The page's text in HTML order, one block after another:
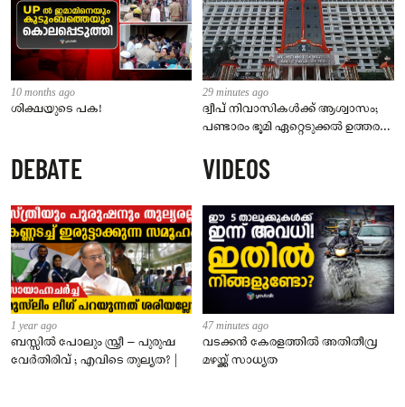
10 months ago
ശിക്ഷയുടെ പക!
29 minutes ago
ദ്വീപ് നിവാസികൾക്ക് ആശ്വാസം;
പണ്ടാരം ഭൂമി ഏറ്റെടുക്കൽ ഉത്തരവ്
DEBATE
1 year ago
ബസ്സിൽ പോലും സ്ത്രീ – പുരുഷ
വേർതിരിവ് ; എവിടെ തുല്യത? |
VIDEOS
47 minutes ago
വടക്കൻ കേരളത്തിൽ അതിതീവ്ര
മഴയ്ക്ക് സാധ്യത